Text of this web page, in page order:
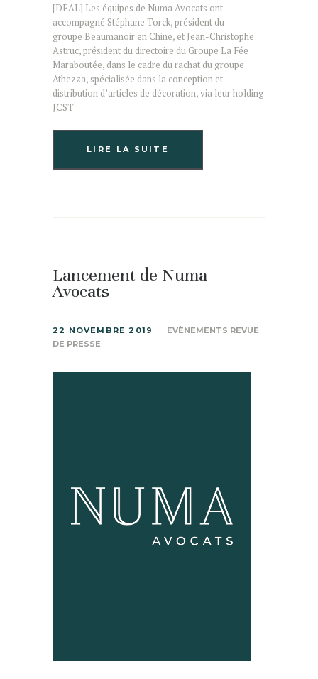
[DEAL] Les équipes de Numa Avocats ont
accompagné Stéphane Torck, président du
groupe Beaumanoir en Chine, et Jean-Christophe
Astruc, président du directoire du Groupe La Fée
Maraboutée, dans le cadre du rachat du groupe
Athezza, spécialisée dans la conception et
distribution d’articles de décoration, via leur holding
JCST
LIRE LA SUITE
Lancement de Numa
Avocats
22 NOVEMBRE 2019
EVÈNEMENTS REVUE
DE PRESSE